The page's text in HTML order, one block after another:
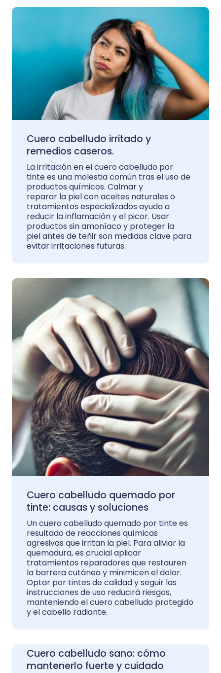
Cuero cabelludo irritado y
remedios caseros.
La irritación en el cuero cabelludo por
tinte es una molestia común tras el uso de
productos químicos. Calmar y
reparar la piel con aceites naturales o
tratamientos especializados ayuda a
reducir la inflamación y el picor. Usar
productos sin amoníaco y proteger la
piel antes de teñir son medidas clave para
evitar irritaciones futuras.
Cuero cabelludo quemado por
tinte: causas y soluciones
Un cuero cabelludo quemado por tinte es
resultado de reacciones químicas
agresivas que irritan la piel. Para aliviar la
quemadura, es crucial aplicar
tratamientos reparadores que restauren
la barrera cutánea y minimicen el dolor.
Optar por tintes de calidad y seguir las
instrucciones de uso reducirá riesgos,
manteniendo el cuero cabelludo protegido
y el cabello radiante.
Cuero cabelludo sano: cómo
mantenerlo fuerte y cuidado